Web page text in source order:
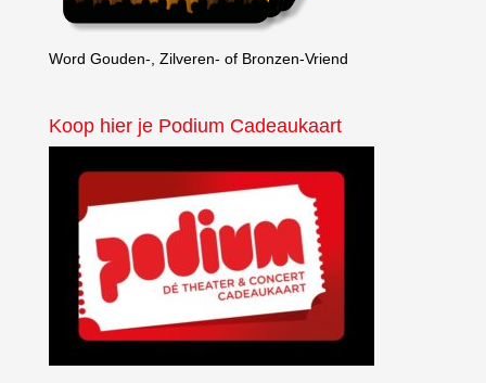
Word Gouden-, Zilveren- of Bronzen-Vriend
Koop hier je Podium Cadeaukaart